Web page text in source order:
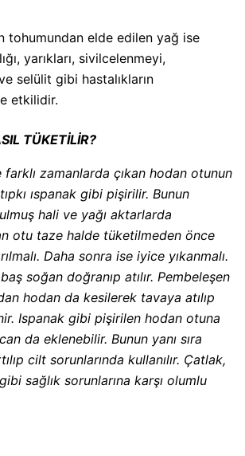
tohumundan elde edilen yağ ise
yarıkları, sivilcelenmeyi,
selülit gibi hastalıkların
etkilidir.
TÜKETİLİR?
farklı zamanlarda çıkan hodan otunun
ıspanak gibi pişirilir. Bunun
hali ve yağı aktarlarda
otu taze halde tüketilmeden önce
Daha sonra ise iyice yıkanmalı.
soğan doğranıp atılır. Pembeleşen
hodan da kesilerek tavaya atılıp
Ispanak gibi pişirilen hodan otuna
da eklenebilir. Bunun yanı sıra
cilt sorunlarında kullanılır. Çatlak,
sağlık sorunlarına karşı olumlu